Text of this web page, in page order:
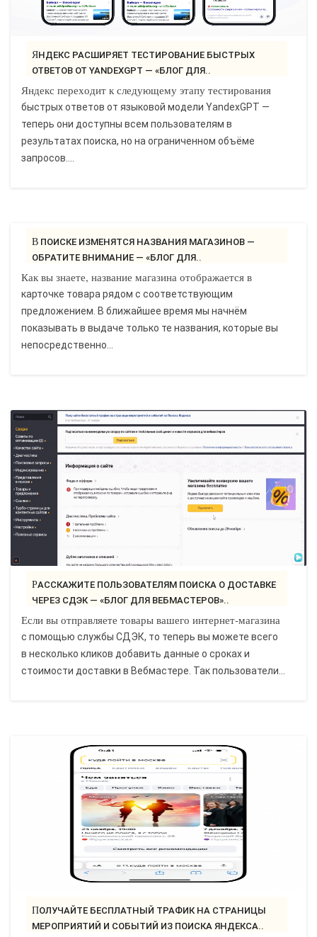
ЯНДЕКС РАСШИРЯЕТ ТЕСТИРОВАНИЕ БЫСТРЫХ
ОТВЕТОВ ОТ YANDEXGPT — «БЛОГ ДЛЯ..
Яндекс переходит к следующему этапу тестирования
быстрых ответов от языковой модели YandexGPT —
теперь они доступны всем пользователям в
результатах поиска, но на ограниченном объёме
запросов....
В ПОИСКЕ ИЗМЕНЯТСЯ НАЗВАНИЯ МАГАЗИНОВ —
ОБРАТИТЕ ВНИМАНИЕ — «БЛОГ ДЛЯ..
Как вы знаете, название магазина отображается в
карточке товара рядом с соответствующим
предложением. В ближайшее время мы начнём
показывать в выдаче только те названия, которые вы
непосредственно...
РАССКАЖИТЕ ПОЛЬЗОВАТЕЛЯМ ПОИСКА О ДОСТАВКЕ
ЧЕРЕЗ СДЭК — «БЛОГ ДЛЯ ВЕБМАСТЕРОВ»..
Если вы отправляете товары вашего интернет-магазина
с помощью службы СДЭК, то теперь вы можете всего
в несколько кликов добавить данные о сроках и
стоимости доставки в Вебмастере. Так пользователи...
ПОЛУЧАЙТЕ БЕСПЛАТНЫЙ ТРАФИК НА СТРАНИЦЫ
МЕРОПРИЯТИЙ И СОБЫТИЙ ИЗ ПОИСКА ЯНДЕКСА..